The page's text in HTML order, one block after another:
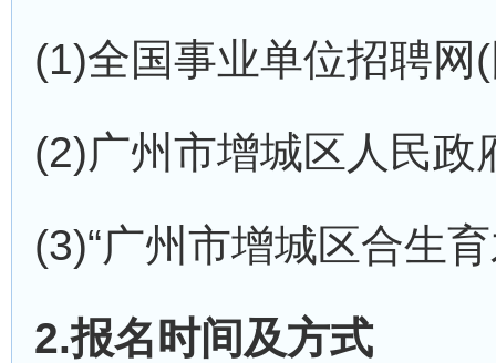
(1)全国事业单位招聘
(2)广州市增城区人民
(3)“广州市增城区合生
2.报名时间及方式